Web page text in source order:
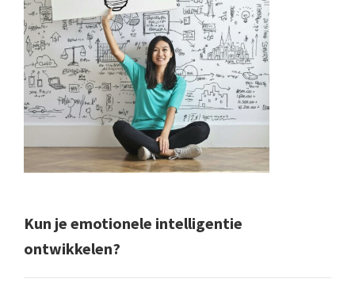
Kun je emotionele intelligentie
ontwikkelen?